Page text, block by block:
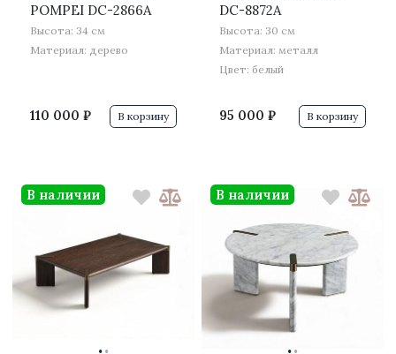
POMPEI DC-2866A
Высота: 34 см
Материал: дерево
110 000 ₽ В корзину
DC-8872A
Высота: 30 см
Материал: металл
Цвет: белый
95 000 ₽ В корзину
В наличии В наличии